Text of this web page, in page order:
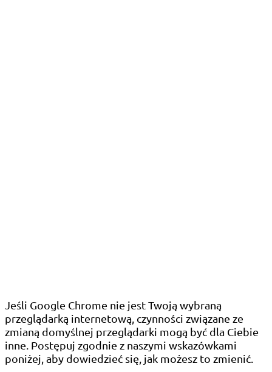
Jeśli Google Chrome nie jest Twoją wybraną
przeglądarką internetową, czynności związane ze
zmianą domyślnej przeglądarki mogą być dla Ciebie
inne. Postępuj zgodnie z naszymi wskazówkami
poniżej, aby dowiedzieć się, jak możesz to zmienić.